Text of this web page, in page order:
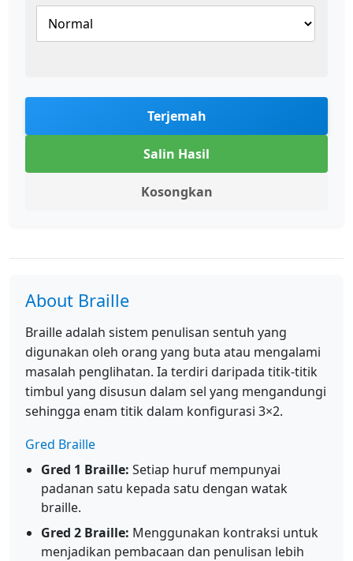
Terjemah
Salin Hasil
Kosongkan
About Braille
Braille adalah sistem penulisan sentuh yang
digunakan oleh orang yang buta atau mengalami
masalah penglihatan. Ia terdiri daripada titik-titik
timbul yang disusun dalam sel yang mengandungi
sehingga enam titik dalam konfigurasi 3×2.
Gred Braille
Gred 1 Braille: Setiap huruf mempunyai
padanan satu kepada satu dengan watak
braille.
Gred 2 Braille: Menggunakan kontraksi untuk
menjadikan pembacaan dan penulisan lebih